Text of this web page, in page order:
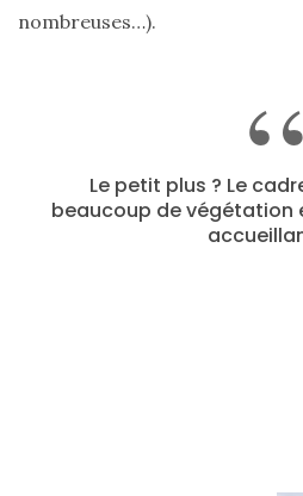
nombreuses…).
Le petit plus ? Le
beaucoup de végétation